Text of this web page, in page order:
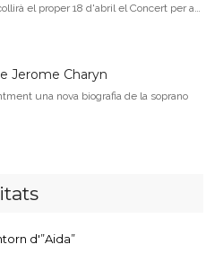
el proper 18 d'abril el Concert per a…
Jerome Charyn
una nova biografia de la soprano
d'”Aida”